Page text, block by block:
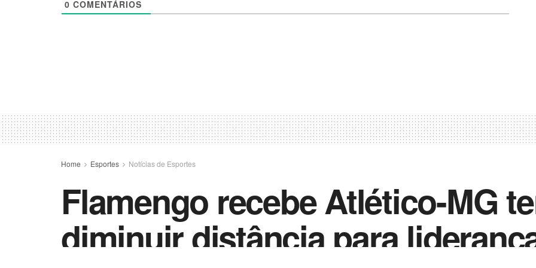
0 COMENTÁRIOS
Home Esportes Notícias de Esportes
Flamengo recebe Atlético-MG
diminuir distância para